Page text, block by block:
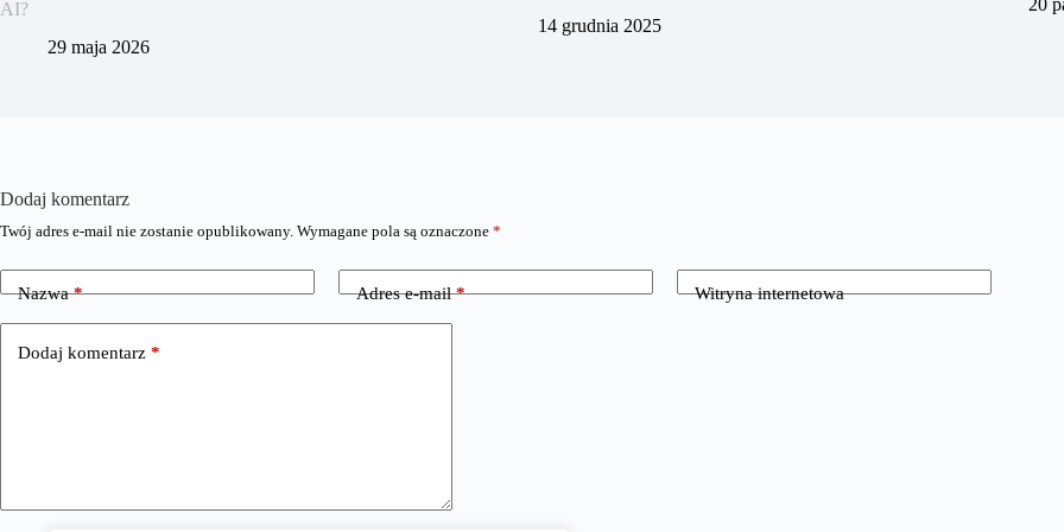
AI?
29 maja 2026
14 grudnia 2025
20
Dodaj komentarz
Twój adres e-mail nie zostanie opublikowany. Wymagane pola są oznaczone *
Nazwa* Adres e-mail* Witryna internetowa
Dodaj komentarz *